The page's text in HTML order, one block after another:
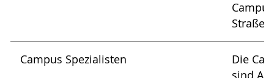
Straße).
Campus Spezialisten
Die